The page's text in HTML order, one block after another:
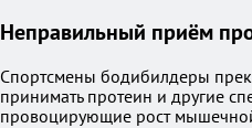
Неправильный приём
Спортсмены бодибилдеры
принимать протеин и другие
провоцирующие рост